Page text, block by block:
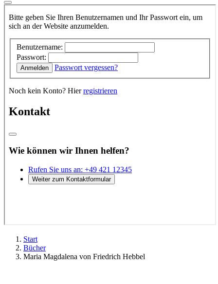
Start
Bücher
Maria Magdalena von Friedrich Hebbel